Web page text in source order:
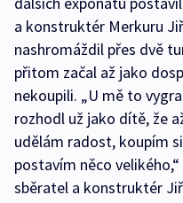
a konstruktér Merkuru
nashromáždil přes dvě
přitom začal až jako
nekoupili. „U mě to
rozhodl už jako dítě, že
udělám radost, koupím
postavím něco
sběratel a konstruktér